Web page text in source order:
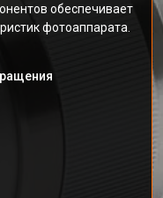
обеспечивает
фотоаппарата.